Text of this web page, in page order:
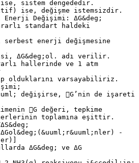
sistem dengededir.
ise, değişme istemsizdir.
Enerji Değişimi: ΔG&deg;
standart haldeki
serbest enerji değişmesine
ΔG&deg;ol. adı verilir.
hallerinde ve 1 atm
olduklarını varsayabiliriz.
değişirse, G’nin de işareti
G değeri, tepkime
toplamına eşittir.
-
ΔG&deg; ve ΔG